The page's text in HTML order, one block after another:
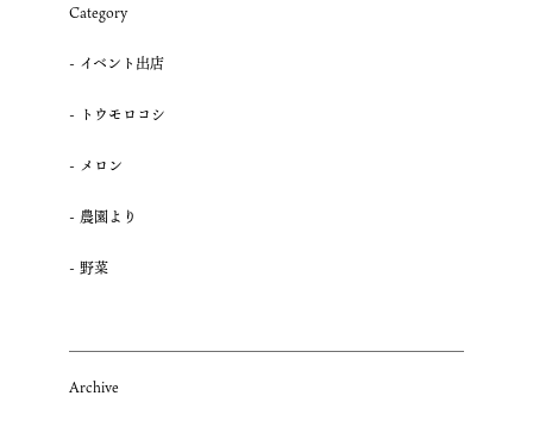
Category
イベント出店
トウモロコシ
メロン
農園より
野菜
Archive